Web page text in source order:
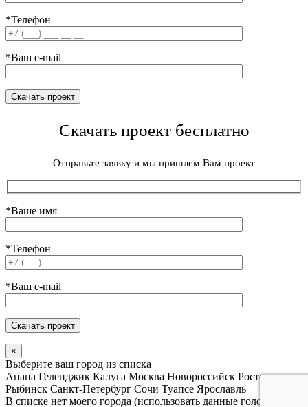
*Телефон
*Ваш e-mail
Скачать проект бесплатно
Отправьте заявку и мы пришлем Вам проект
*Ваше имя
*Телефон
*Ваш e-mail
×
Выберите ваш город из списка
Анапа Геленджик Калуга Москва Новороссийск Ростов
Рыбинск Санкт-Петербург Сочи Туапсе Ярославль
В списке нет моего города (использовать данные головного